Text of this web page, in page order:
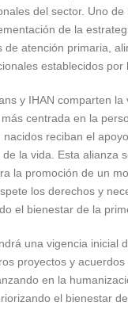
del sector. Uno de
de la
de atención primaria,
establecidos por
y IHAN comparten la
centrada en la
nacidos reciban el
la vida. Esta alianza
la promoción de un
los derechos y
el bienestar de la
una vigencia inicial
proyectos y
en la
el bienestar